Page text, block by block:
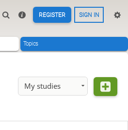
REGISTER SIGN IN
Topics
My studies